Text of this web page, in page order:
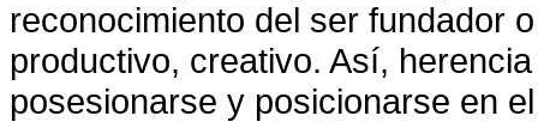
reconocimiento del ser fundador
productivo, creativo. Así,
posesionarse y posicionarse en